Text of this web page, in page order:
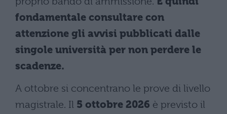
fondamentale consultare con
attenzione gli avvisi pubblicati dalle
singole università per non perdere le
scadenze.
A ottobre si concentrano le prove di livello
magistrale. Il 5 ottobre 2026 è previsto il